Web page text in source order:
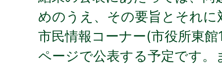
めのうえ、その要旨とそれ
市民情報コーナー(市役所東
ページで公表する予定です。